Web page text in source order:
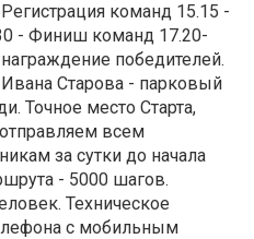
команд 15.15 -
- Финиш команд 17.20-
победителей.
Старова - парковый
Точное место Старта,
всем
за сутки до начала
- 5000 шагов.
Техническое
с мобильным